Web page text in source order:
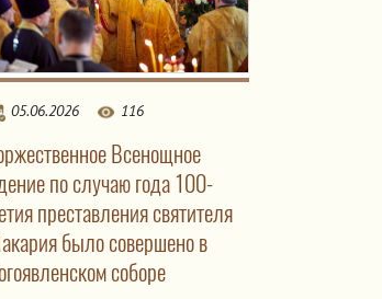
05.06.2026 116
Всенощное
по случаю года 100-
преставления святителя
было совершено в
соборе